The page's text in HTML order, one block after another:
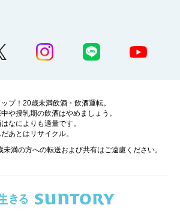
プ！20歳未満飲酒・飲酒運転。
や授乳期の飲酒はやめましょう。
なによりも適量です。
あとはリサイクル。
満の方への転送および共有はご遠慮ください。